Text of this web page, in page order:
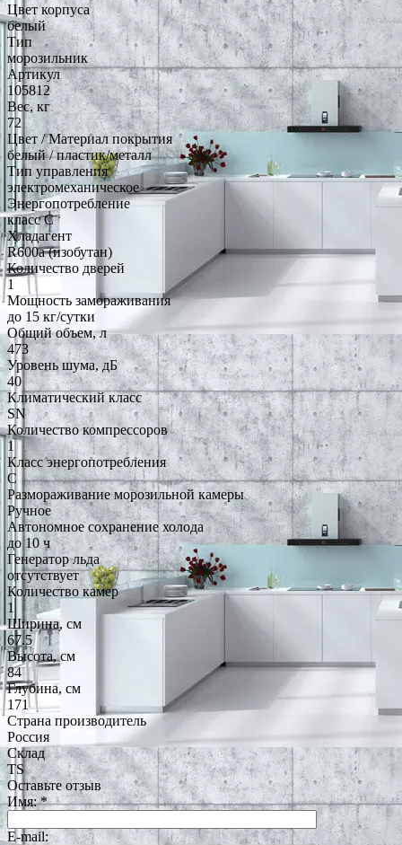
Цвет корпуса
белый
Тип
морозильник
Артикул
105812
Вес, кг
72
Цвет / Материал покрытия
белый / пластик/металл
Тип управления
электромеханическое
Энергопотребление
класс С
Хладагент
R600a (изобутан)
Количество дверей
1
Мощность замораживания
до 15 кг/cутки
Общий объем, л
473
Уровень шума, дБ
40
Климатический класс
SN
Количество компрессоров
1
Класс энергопотребления
C
Размораживание морозильной камеры
Ручное
Автономное сохранение холода
до 10 ч
Генератор льда
отсутствует
Количество камер
1
Ширина, см
67.5
Высота, см
84
Глубина, см
171
Страна производитель
Россия
Склад
TS
Оставьте отзыв
Имя:*
E-mail: